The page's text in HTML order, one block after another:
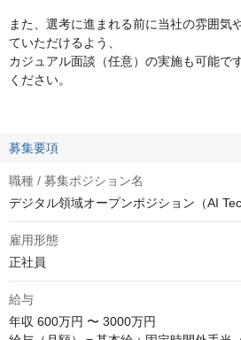
また、選考に進まれる前に当社の雰囲気
ていただけるよう、
カジュアル面談（任意）の実施も可能で
ください。
募集要項
職種 / 募集ポジション名
デジタル領域オープンポジション（AI
雇用形態
正社員
給与
年収 600万円 〜 3000万円